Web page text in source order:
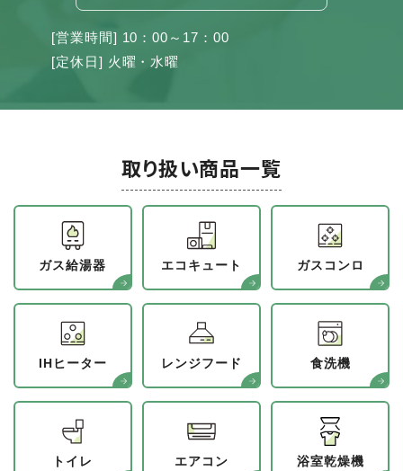
[営業時間] 10：00～17：00
[定休日] 火曜・水曜
取り扱い商品一覧
ガス給湯器 エコキュート ガスコンロ
IHヒーター レンジフード 食洗機
トイレ エアコン 浴室乾燥機